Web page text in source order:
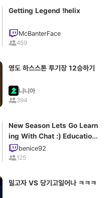
Getting Legend !helix
McBanterFace
459
영도 하스스톤 투기장 12승하기
니니아
394
New Season Lets Go Learn
ing With Chat :) Education
al Chill Stream | Check out
benice92
125
밀고자 VS 당기고일어나 ㅋㅋㅋ